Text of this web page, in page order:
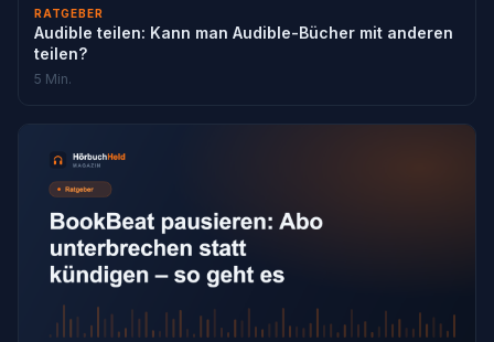
RATGEBER
Audible teilen: Kann man Audible-Bücher mit anderen
teilen?
5 Min.